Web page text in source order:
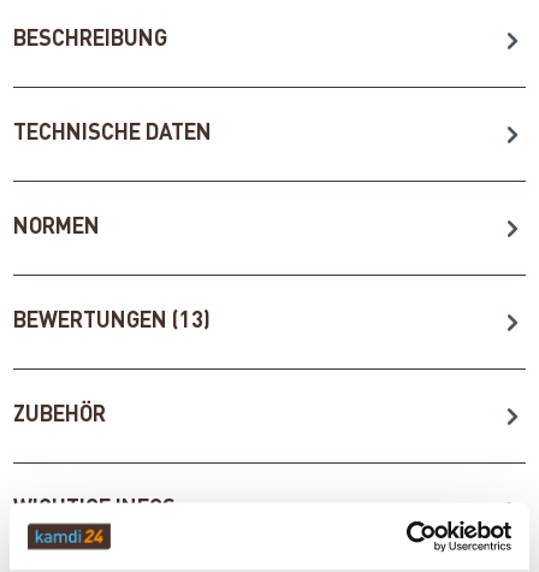
BESCHREIBUNG
TECHNISCHE DATEN
NORMEN
BEWERTUNGEN (13)
ZUBEHÖR
WICHTIGE INFOS